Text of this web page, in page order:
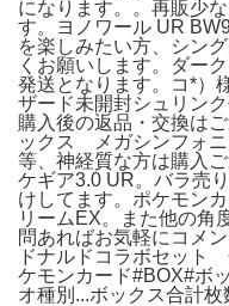
になります。。再販少
す。ヨノワール UR
を楽しみたい方、シン
くお願いします。ダー
発送となります。コ*）
ザード未開封シュリン
購入後の返品・交換は
ックス メガシンフォ
等、神経質な方は購入
ケギア3.0 UR。バラ売
けしてます。ポケモン
リームEX。また他の角
問あればお気軽にコメ
ドナルドコラボセット
ケモンカード#BOX#ボ
オ種別...ボックス合計枚